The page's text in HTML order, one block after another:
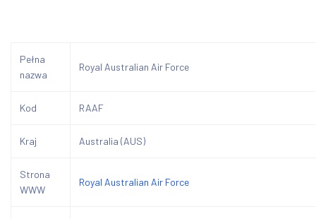
Pełna
nazwa
Royal Australian Air Force
Kod RAAF
Kraj Australia (AUS)
Strona
WWW
Royal Australian Air Force